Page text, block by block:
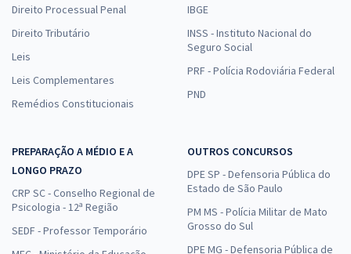
Direito Processual Penal
Direito Tributário
Leis
Leis Complementares
Remédios Constitucionais
IBGE
INSS - Instituto Nacional do
Seguro Social
PRF - Polícia Rodoviária Federal
PND
PREPARAÇÃO A MÉDIO E A
LONGO PRAZO
CRP SC - Conselho Regional de
Psicologia - 12ª Região
SEDF - Professor Temporário
OUTROS CONCURSOS
DPE SP - Defensoria Pública do
Estado de São Paulo
PM MS - Polícia Militar de Mato
Grosso do Sul
DPE MG - Defensoria Pública de